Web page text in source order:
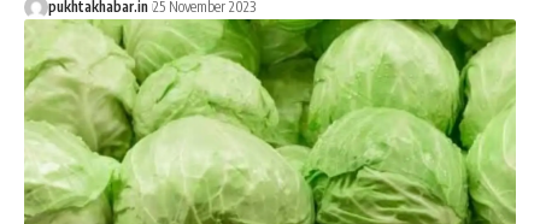
pukhtakhabar.in 25 November 2023